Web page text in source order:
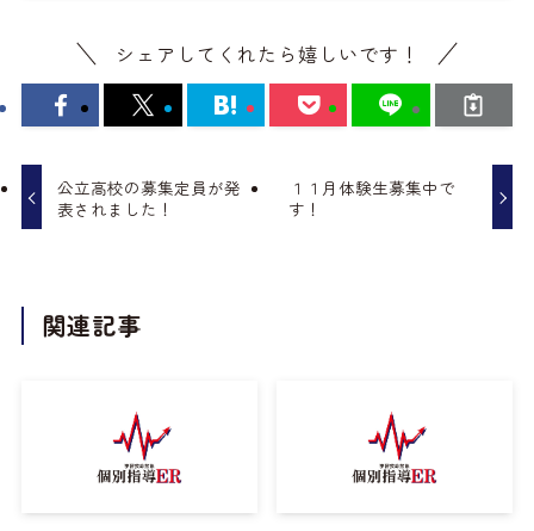
シェアしてくれたら嬉しいです！
公立高校の募集定員が発
表されました！
１１月体験生募集中で
す！
関連記事